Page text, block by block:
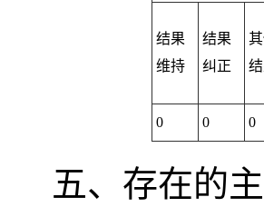
结果
维持
结果
纠正
0 0 0
五、存在的